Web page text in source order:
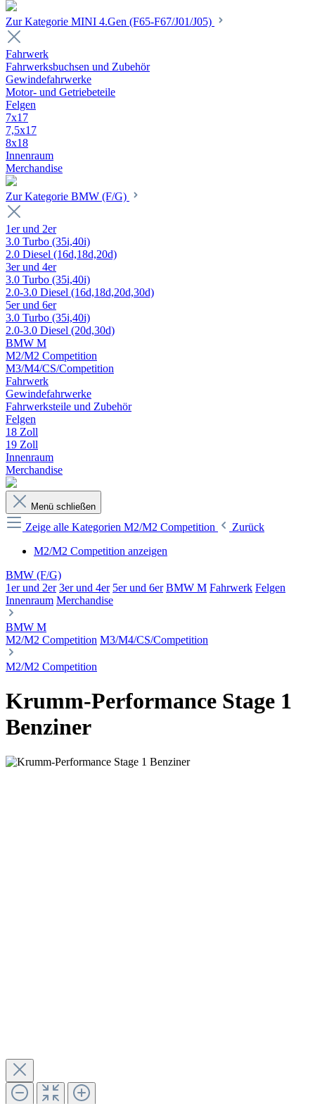
Zur Kategorie MINI 4.Gen (F65-F67/J01/J05)
Fahrwerk
Fahrwerksbuchsen und Zubehör
Gewindefahrwerke
Motor- und Getriebeteile
Felgen
7x17
7,5x17
8x18
Innenraum
Merchandise
Zur Kategorie BMW (F/G)
1er und 2er
3.0 Turbo (35i,40i)
2.0 Diesel (16d,18d,20d)
3er und 4er
3.0 Turbo (35i,40i)
2.0-3.0 Diesel (16d,18d,20d,30d)
5er und 6er
3.0 Turbo (35i,40i)
2.0-3.0 Diesel (20d,30d)
BMW M
M2/M2 Competition
M3/M4/CS/Competition
Fahrwerk
Gewindefahrwerke
Fahrwerksteile und Zubehör
Felgen
18 Zoll
19 Zoll
Innenraum
Merchandise
Menü schließen
Zeige alle Kategorien M2/M2 Competition
Zurück
M2/M2 Competition anzeigen
BMW (F/G)
1er und 2er 3er und 4er 5er und 6er BMW M Fahrwerk Felgen
Innenraum Merchandise
BMW M
M2/M2 Competition M3/M4/CS/Competition
M2/M2 Competition
Krumm-Performance Stage 1
Benziner